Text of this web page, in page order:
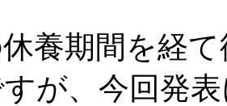
養期間を経て
が、今回発